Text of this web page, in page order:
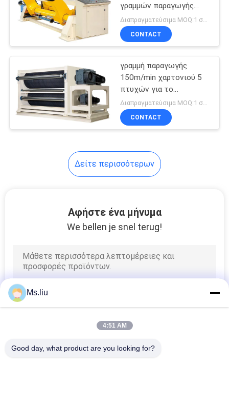
ΜΑΣ
ΣΕ
ΕΠΑΦΉ
ΜΕ
ΖΗΤΉΣΤΕ
ΑΠΌΣΠΑΣΜΑ
PRIVACY
POLICY
Μηχανή Gluer
φακέλλων
κιβωτίων
εκτυπωτής flexo
16
εκτύπωση flexo
που αυλακώνει τη
μηχανή
Μηχανή
γραμμών παραγωγής
χαρτονιού 5 στρώματος
CONTACT
γραμμή παραγωγής
150m/min χαρτονιού 5
πτυχών για το
διπλοτειχισμένο
χαρτόνι
Διαπραγματεύσιμα MOQ:1 σύνολο
CONTACT
Δείτε περισσότερων
Αφήστε ένα μήνυμα
We bellen je snel terug!
Ms.liu
4:51 AM
Good day, what product are you looking for?